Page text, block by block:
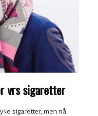
vrs sigaretter
sigaretter, men nå